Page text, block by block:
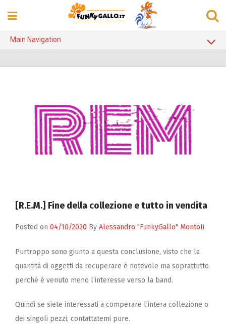
content
Main Navigation
Cristicchi
Madonna
R.E.M.
Zucchero
[R.E.M.] Fine della collezione e tutto in vendita
Posted on 04/10/2020 By Alessandro "FunkyGallo" Montoli
Purtroppo sono giunto a questa conclusione, visto che la
quantità di oggetti da recuperare è notevole ma soprattutto
perché è venuto meno l’interesse verso la band.
Quindi se siete interessati a comperare l’intera collezione o
dei singoli pezzi, contattatemi pure.